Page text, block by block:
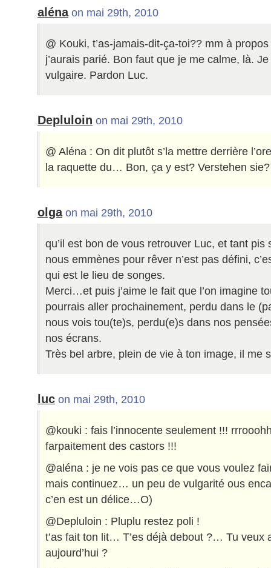
alénaon mai 29th, 2010
@ Kouki, t’as-jamais-dit-ça-toi?? mm à
j’aurais parié. Bon faut que je me calme, là.
vulgaire. Pardon Luc.
Depluloin on mai 29th, 2010
@ Aléna : On dit plutôt s’la mettre derrière
la raquette du… Bon, ça y est? Verstehen
olgaon mai 29th, 2010
qu’il est bon de vous retrouver Luc, et tant pis
nous emmènes pour rêver n’est pas défini,
qui est le lieu de songes.
Merci…et puis j’aime le fait que l’on imagine
pourrais aller prochainement, perdu dans le
nous vois tou(te)s, perdu(e)s dans nos
nos écrans.
Très bel arbre, plein de vie à ton image, il me
luc on mai 29th, 2010
@kouki : fais l’innocente seulement !!!
farpaitement des castors !!!
@aléna : je ne vois pas ce que vous voulez
mais continuez… un peu de vulgarité ous
c’en est un délice…O)
@Depluloin : Pluplu restez poli !
t’as fait ton lit… T’es déjà debout ?… Tu veux
aujourd’hui ?